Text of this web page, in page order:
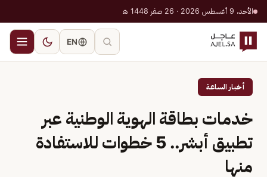
الأحد، 9 أغسطس 2026 · 26 صفر 1448 هـ
EN
أخبار الساعة
خدمات بطاقة الهوية الوطنية عبر
تطبيق أبشر.. 5 خطوات للاستفادة
منها